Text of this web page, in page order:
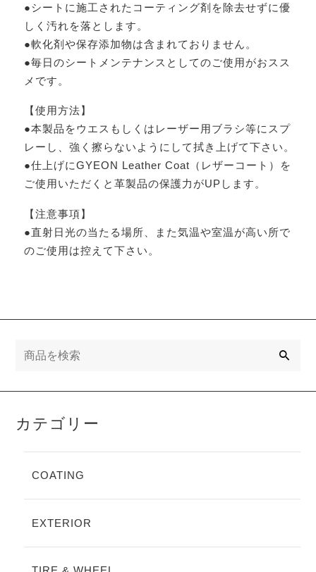
●シートに施工されたコーティング剤を除去せずに優
しく汚れを落とします。
●軟化剤や保存添加物は含まれておりません。
●毎日のシートメンテナンスとしてのご使用がおスス
メです。
【使用方法】
●本製品をウエスもしくはレーザー用ブラシ等にスプ
レーし、強く擦らないようにして拭き上げて下さい。
●仕上げにGYEON Leather Coat（レザーコート）を
ご使用いただくと革製品の保護力がUPします。
【注意事項】
●直射日光の当たる場所、また気温や室温が高い所で
のご使用は控えて下さい。
カテゴリー
COATING
EXTERIOR